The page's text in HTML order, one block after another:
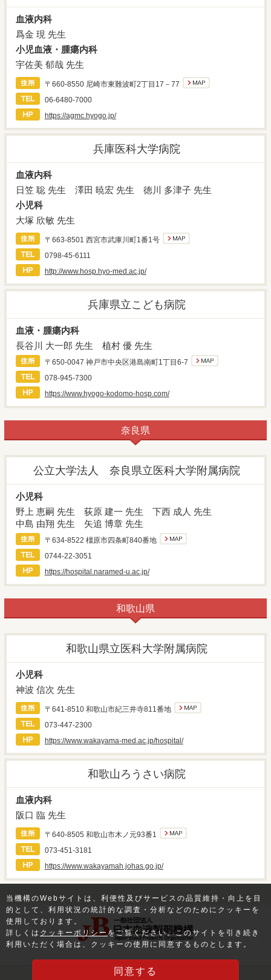
血液内科
爲金 現 先生
小児血液・腫瘍内科
宇佐美 郁哉 先生
〒660-8550 尼崎市東難波町2丁目17－77
06-6480-7000
https://agmc.hyogo.jp/
兵庫医科大学病院
血液内科
日笠 聡 先生 澤田 暁宏 先生 徳川 多津子 先生
小児科
大塚 欣敏 先生
〒663-8501 西宮市武庫川町1番1号
0798-45-6111
http://www.hosp.hyo-med.ac.jp/
兵庫県立こども病院
血液・腫瘍内科
長谷川 大一郎 先生
植村 優 先生
〒650-0047 神戸市中央区港島南町1丁目6-7
078-945-7300
https://www.hyogo-kodomo-hosp.com/
奈良県
公立大学法人 奈良県立医科大学附属病院
小児科
野上 恵嗣 先生
荻原 建一 先生
下西 成人 先生
中島 由翔 先生
矢追 博章 先生
〒634-8522 橿原市四条町840番地
0744-22-3051
https://hospital.naramed-u.ac.jp/
和歌山県
和歌山県立医科大学附属病院
小児科
神波 信次 先生
〒641-8510 和歌山市紀三井寺811番地
073-447-2300
https://www.wakayama-med.ac.jp/hospital/
和歌山ろうさい病院
血液内科
阪口 臨 先生
〒640-8505 和歌山市木ノ元93番1
073-451-3181
https://www.wakayamah.johas.go.jp/
当機構のWebサイトは、利便性及びサービスの品質維持・向上を目
的として、利用状況の統計的な調査・分析などのためにクッキーを
使用しております。
詳しくは クッキーポリシーをご覧ください。このサイトを引き続き
利用いただく場合は、クッキーの使用に同意するものとします。
同意する